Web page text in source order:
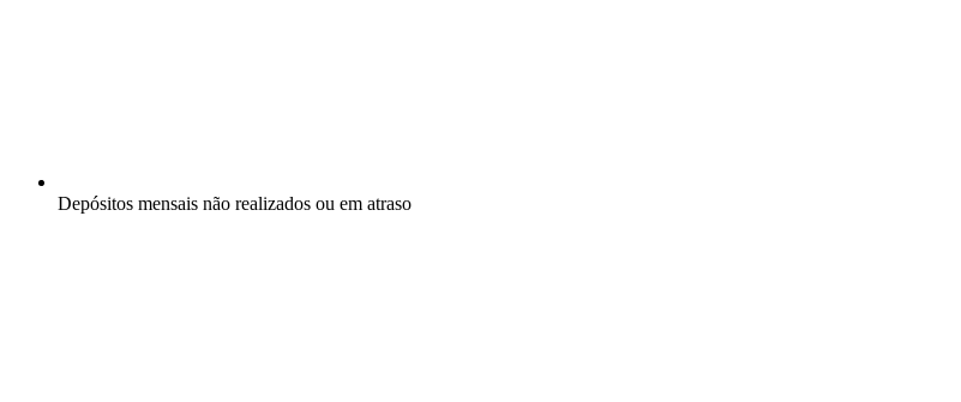
Depósitos mensais não realizados ou em atraso